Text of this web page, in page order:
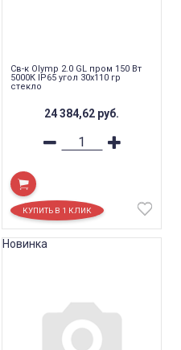
Св-к Olymp 2.0 GL пром 150 Вт
5000К IP65 угол 30x110 гр
стекло
24 384,62 руб.
Новинка